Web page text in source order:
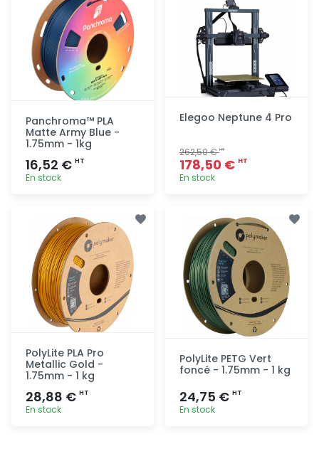
Panchroma™ PLA
Matte Army Blue -
1.75mm - 1kg
16,52 € HT
En stock
rapide
Elegoo Neptune 4 Pro
262,50 €HT
178,50 € HT
En stock
rapide
PolyLite PLA Pro
Metallic Gold -
1.75mm - 1 kg
28,88 € HT
En stock
PolyLite PETG Vert
foncé - 1.75mm - 1 kg
24,75 € HT
En stock